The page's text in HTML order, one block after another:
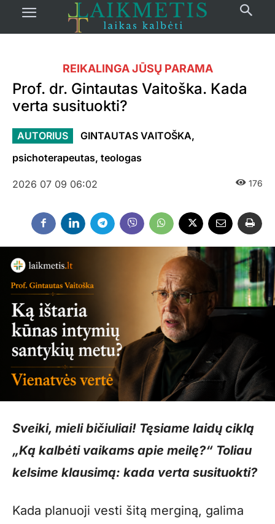
REIKALINGA JŪSŲ PARAMA
Prof. dr. Gintautas Vaitoška. Kada
verta susituokti?
AUTORIUS
GINTAUTAS VAITOŠKA,
psichoterapeutas, teologas
2026 07 09 06:02 176
Sveiki, mieli bičiuliai! Tęsiame laidų ciklą
„Ką kalbėti vaikams apie meilę?“ Toliau
kelsime klausimą: kada verta susituokti?
Kada planuoji vesti šitą merginą, galima